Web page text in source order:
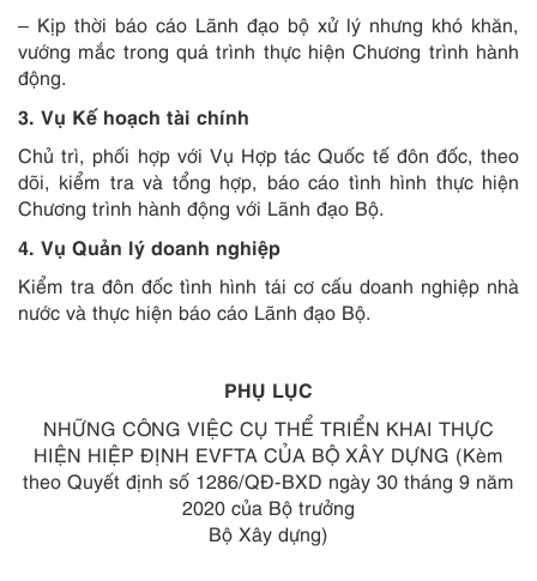
– Kịp thời báo cáo Lãnh đạo bộ xử lý nhưng khó khăn,
vướng mắc trong quá trình thực hiện Chương trình hành
động.
3. Vụ Kế hoạch tài chính
Chủ trì, phối hợp với Vụ Hợp tác Quốc tế đôn đốc, theo
dõi, kiểm tra và tổng hợp, báo cáo tình hình thực hiện
Chương trình hành động với Lãnh đạo Bộ.
4. Vụ Quản lý doanh nghiệp
Kiểm tra đôn đốc tình hình tái cơ cấu doanh nghiệp nhà
nước và thực hiện báo cáo Lãnh đạo Bộ.
PHỤ LỤC
NHỮNG CÔNG VIỆC CỤ THỂ TRIỂN KHAI THỰC
HIỆN HIỆP ĐỊNH EVFTA CỦA BỘ XÂY DỰNG (Kèm
theo Quyết định số 1286/QĐ-BXD ngày 30 tháng 9 năm
2020 của Bộ trưởng
Bộ Xây dựng)